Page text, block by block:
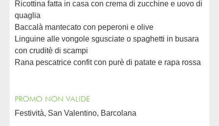
Ricottina fatta in casa con crema di zucchine e uovo di
quaglia
Baccalà mantecato con peperoni e olive
Linguine alle vongole sgusciate o spaghetti in busara
con cruditè di scampi
Rana pescatrice confit con purè di patate e rapa rossa
PROMO NON VALIDE
Festività, San Valentino, Barcolana